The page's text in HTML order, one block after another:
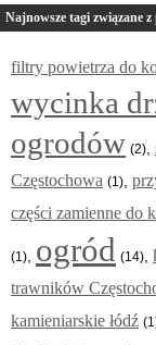
Najnowsze tagi związane
filtry powietrza do
wycinka
ogrodów (2)
Częstochowa (1)
części zamienne do
(1) ogród (14)
trawników
kamieniarskie łódź